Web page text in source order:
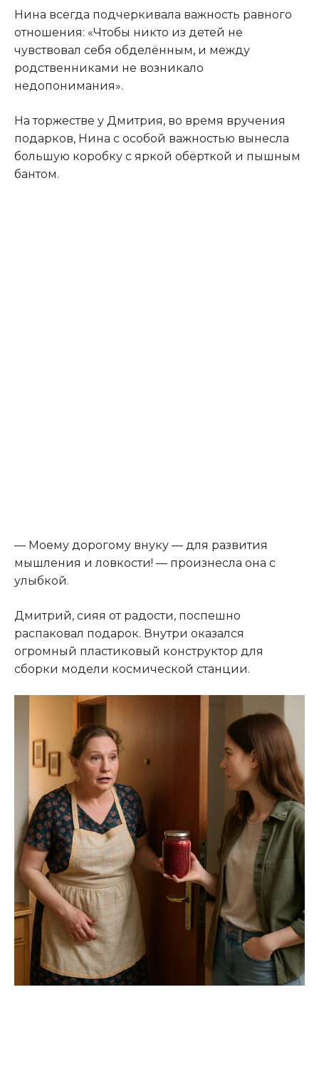
Нина всегда подчеркивала важность равного
отношения: «Чтобы никто из детей не
чувствовал себя обделённым, и между
родственниками не возникало
недопонимания».
На торжестве у Дмитрия, во время вручения
подарков, Нина с особой важностью вынесла
большую коробку с яркой обёрткой и пышным
бантом.
— Моему дорогому внуку — для развития
мышления и ловкости! — произнесла она с
улыбкой.
Дмитрий, сияя от радости, поспешно
распаковал подарок. Внутри оказался
огромный пластиковый конструктор для
сборки модели космической станции.